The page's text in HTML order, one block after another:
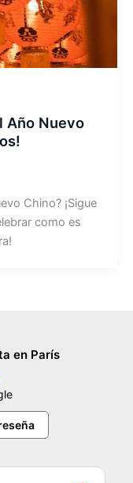
Año Nuevo
Chino? ¡Sigue
como es
en París